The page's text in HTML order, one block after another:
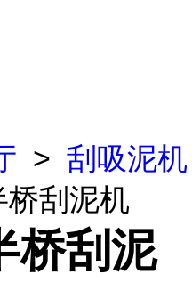
> 刮吸泥机
刮泥机
桥刮泥